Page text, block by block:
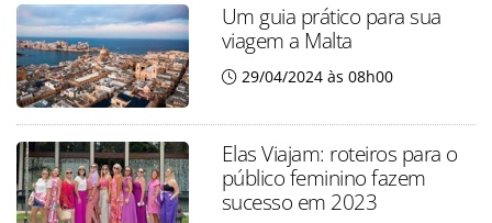
Um guia prático para sua
viagem a Malta
29/04/2024 às 08h00
Elas Viajam: roteiros para o
público feminino fazem
sucesso em 2023